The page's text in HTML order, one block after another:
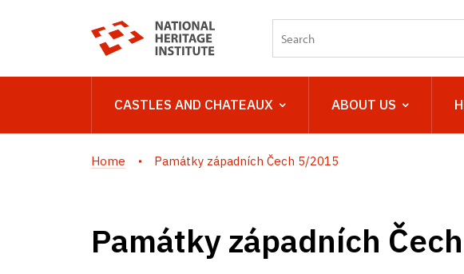
CASTLES AND CHATEAUX ABOUT US
Home Památky západních Čech 5/2015
Památky západních